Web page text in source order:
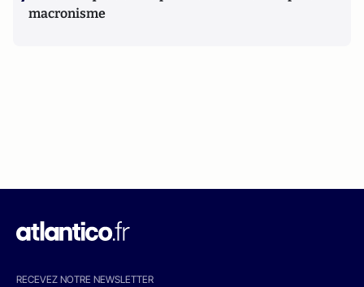
macronisme
RECEVEZ NOTRE NEWSLETTER